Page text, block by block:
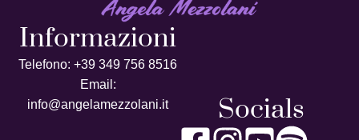
Informazioni
Telefono: +39 349 756 8516
Email:
info@angelamezzolani.it
Socials